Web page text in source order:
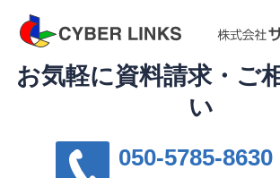
お気軽に資料請求・ご
い
050-5785-